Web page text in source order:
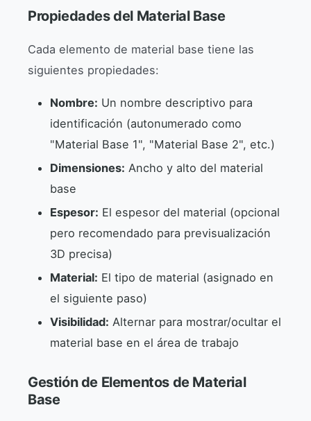
Propiedades del Material Base
Cada elemento de material base tiene las
siguientes propiedades:
Nombre: Un nombre descriptivo para
identificación (autonumerado como
"Material Base 1", "Material Base 2", etc.)
Dimensiones: Ancho y alto del material
base
Espesor: El espesor del material (opcional
pero recomendado para previsualización
3D precisa)
Material: El tipo de material (asignado en
el siguiente paso)
Visibilidad: Alternar para mostrar/ocultar el
material base en el área de trabajo
Gestión de Elementos de Material
Base